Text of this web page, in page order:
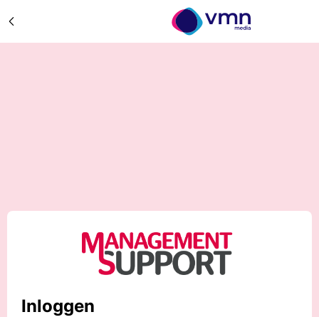
Inloggen